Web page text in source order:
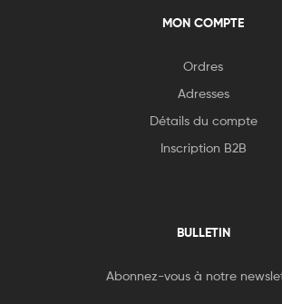
MON COMPTE
Ordres
Adresses
Détails du compte
Inscription B2B
BULLETIN
Abonnez-vous à notre